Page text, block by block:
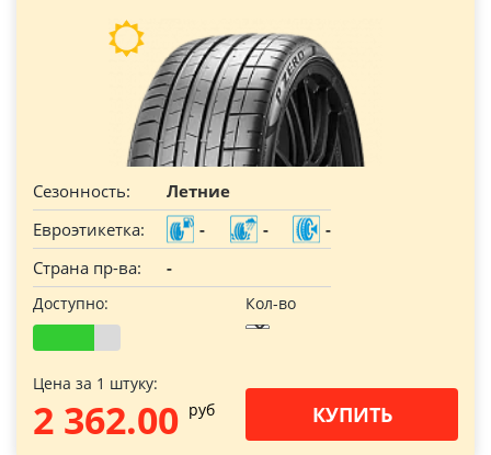
Сезонность:
Летние
Евроэтикетка:
- -
-
Страна пр-ва:
-
Доступно: Кол-во
Цена за 1 штуку:
2 362.00 pуб КУПИТЬ